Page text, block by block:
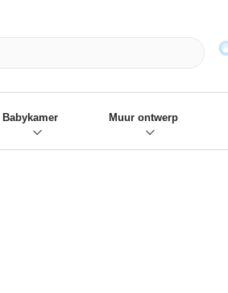
Babykamer Muur ontwerp